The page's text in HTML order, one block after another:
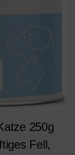
250g
Fell,